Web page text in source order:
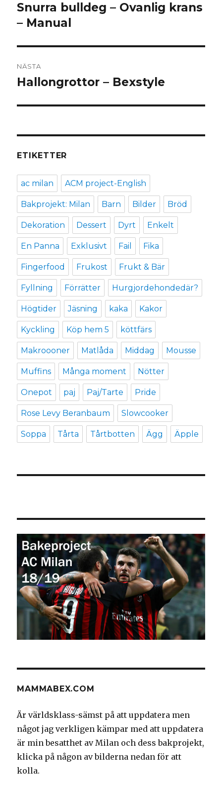
Föregående
inlägg:
Snurra bulldeg – Ovanlig krans
– Manual
NÄSTA
Nästa
Hallongrottor – Bexstyle
ETIKETTER
ac milan ACM project-English
Bakprojekt: Milan Barn Bilder Bröd
Dekoration Dessert Dyrt Enkelt
En Panna Exklusivt Fail Fika
Fingerfood Frukost Frukt & Bär
Fyllning Förrätter Hurgjordehondedär?
Högtider Jäsning kaka Kakor
Kyckling Köp hem 5 köttfärs
Makroooner Matlåda Middag Mousse
Muffins Många moment Nötter
Onepot paj Paj/Tarte Pride
Rose Levy Beranbaum Slowcooker
Soppa Tårta Tårtbotten Ägg Äpple
MAMMABEX.COM
Är världsklass-sämst på att uppdatera men
något jag verkligen kämpar med att uppdatera
är min besatthet av Milan och dess bakprojekt,
klicka på någon av bilderna nedan för att
kolla.